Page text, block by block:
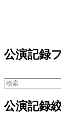
公演記録
公演記録